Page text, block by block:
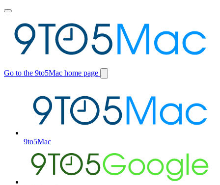
Toggle
menu
Go to the 9to5Mac home page
Switch
9to5Mac